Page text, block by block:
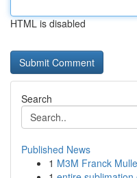
HTML is disabled
Search
Published News
1 M3M Franck